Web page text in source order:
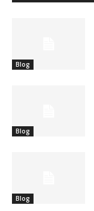
Blog
Blog
Blog